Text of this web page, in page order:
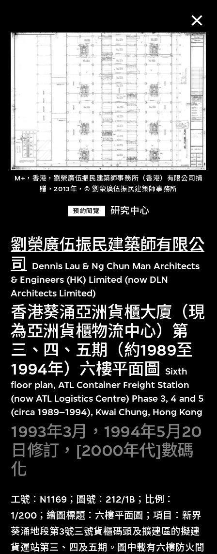
M+，香港，劉榮廣伍振民建築師事務所（香港）有限公司捐
贈，2013年，© 劉榮廣伍振民建築師事務所
預約閱覽 研究中心
劉榮廣伍振民建築師有限公
司
Dennis Lau & Ng Chun Man Architects
& Engineers (HK) Limited (now DLN
Architects Limited)
香港葵涌亞洲貨櫃大廈（現
為亞洲貨櫃物流中心）第
三、四、五期（約1989至
1994年）六樓平面圖
Sixth
floor plan, ATL Container Freight Station
(now ATL Logistics Centre) Phase 3, 4 and 5
(circa 1989–1994), Kwai Chung, Hong Kong
1993年3月，1994年5月20
日修訂，[2000年代]數碼
化
工號：N1169；圖號：212/1B；比例：
1/200；繪圖標題：六樓平面圖；項目：新界
葵涌地段第3號三號貨櫃碼頭及擴建區的擬建
貨運站第三、四及五期。圖中載有六樓防火間
M+藏品
進一步篩選 搜索
關於M+藏品
探索世界頂級的二十及二十一世紀視覺